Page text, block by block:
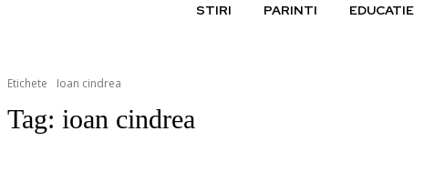
STIRI PARINTI EDUCATIE
Etichete Ioan cindrea
Tag: ioan cindrea